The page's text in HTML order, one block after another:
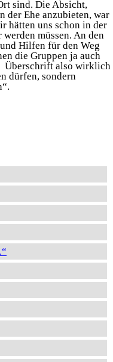
sind. Die Absicht,
der Ehe anzubieten, war
hätten uns schon in der
müssen. An den
Hilfen für den Weg
die Gruppen ja auch
Überschrift also wirklich
dürfen, sondern